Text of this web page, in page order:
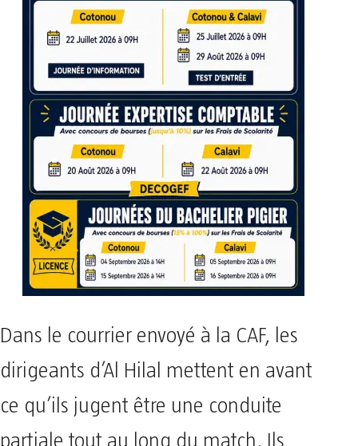
Dans le courrier envoyé à la CAF, les
dirigeants d’Al Hilal mettent en avant
ce qu’ils jugent être une conduite
partiale tout au long du match. Ils